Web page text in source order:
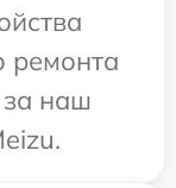
ремонта
наш